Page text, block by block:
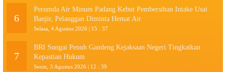
6
Perumda Air Minum Padang Kebut Pembersihan Intake Usai
Banjir, Pelanggan Diminta Hemat Air
Selasa, 4 Agustus 2026 | 15 : 37
7
BRI Sungai Penuh Gandeng Kejaksaan Negeri Tingkatkan
Kepastian Hukum
Senin, 3 Agustus 2026 | 12 : 39